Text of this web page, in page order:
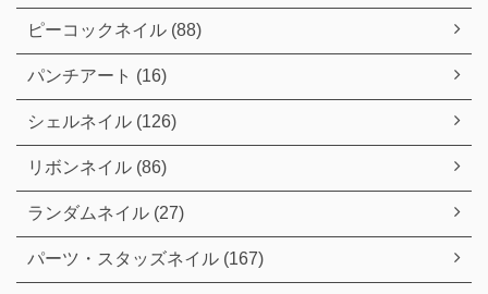
ピーコックネイル (88)
パンチアート (16)
シェルネイル (126)
リボンネイル (86)
ランダムネイル (27)
パーツ・スタッズネイル (167)